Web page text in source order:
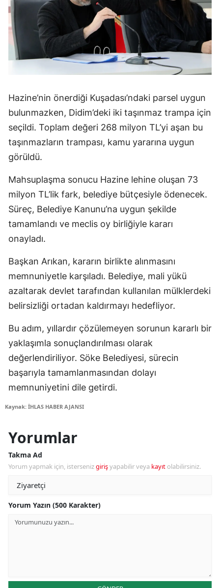
Hazine’nin önerdiği Kuşadası’ndaki parsel uygun
bulunmazken, Didim’deki iki taşınmaz trampa için
seçildi. Toplam değeri 268 milyon TL’yi aşan bu
taşınmazların trampası, kamu yararına uygun
görüldü.
Mahsuplaşma sonucu Hazine lehine oluşan 73
milyon TL’lik fark, belediye bütçesiyle ödenecek.
Süreç, Belediye Kanunu’na uygun şekilde
tamamlandı ve meclis oy birliğiyle kararı
onayladı.
Başkan Arıkan, kararın birlikte alınmasını
memnuniyetle karşıladı. Belediye, mali yükü
azaltarak devlet tarafından kullanılan mülklerdeki
belirsizliği ortadan kaldırmayı hedefliyor.
Bu adım, yıllardır çözülemeyen sorunun kararlı bir
yaklaşımla sonuçlandırılması olarak
değerlendiriliyor. Söke Belediyesi, sürecin
başarıyla tamamlanmasından dolayı
memnuniyetini dile getirdi.
Kaynak: İHLAS HABER AJANSI
Yorumlar
Takma Ad
Yorum yapmak için, istersenizgirişyapabilir veya kayıt olabilirsiniz.
Yorum Yazın (500 Karakter)